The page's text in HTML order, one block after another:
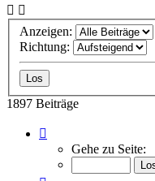
Anzeigen:
Richtung:
1897 Beiträge
123
von
Gehe zu Seite: